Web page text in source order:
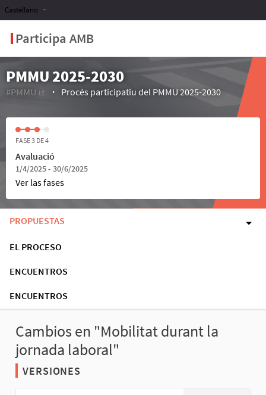
Participa AMB
Castellano
PMMU 2025-2030
#PMMU
Procés participatiu del PMMU 2025-2030
FASE 3 DE 4
Avaluació
1/4/2025 - 30/6/2025
Ver las fases
PROPUESTAS
EL PROCESO
ENCUENTROS
ENCUENTROS
Cambios en "Mobilitat durant la
jornada laboral"
VERSIONES